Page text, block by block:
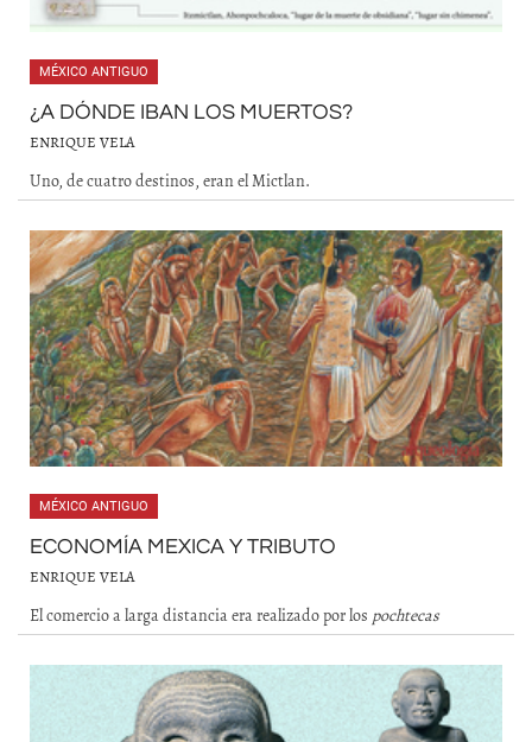
MÉXICO ANTIGUO
¿A DÓNDE IBAN LOS MUERTOS?
ENRIQUE VELA
Uno, de cuatro destinos, eran el Mictlan.
MÉXICO ANTIGUO
ECONOMÍA MEXICA Y TRIBUTO
ENRIQUE VELA
El comercio a larga distancia era realizado por los pochtecas